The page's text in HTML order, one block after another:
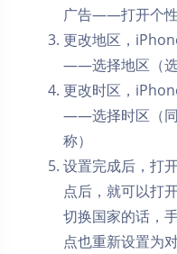
广告——打开个
更改地区，
——选择地区（选
更改时区，
——选择时区（同
称）
设置完成后，打
点后，就可以打
切换国家的话，
点也重新设置为